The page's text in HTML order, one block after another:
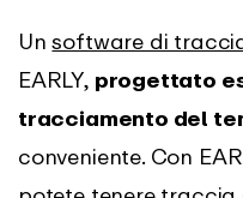
Unsoftware di
EARLY, progettato
tracciamento del
conveniente. Con